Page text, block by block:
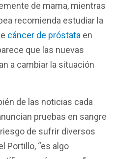
de mama, mientras
recomienda estudiar la
cáncer de próstata en
que las nuevas
a cambiar la situación
de las noticias cada
pruebas en sangre
de sufrir diversos
Portillo, “es algo